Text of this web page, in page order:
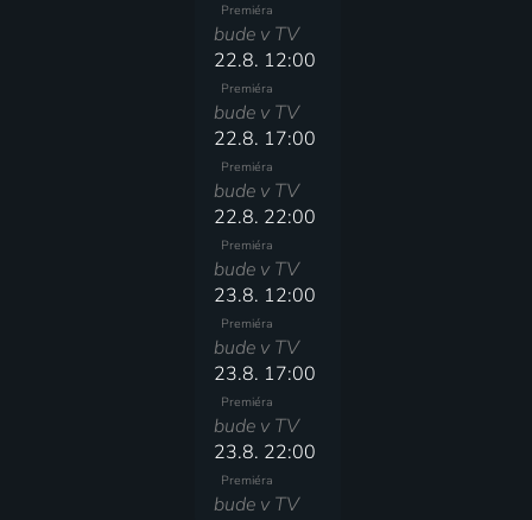
Premiéra
bude v TV
22.8. 12:00
Premiéra
bude v TV
22.8. 17:00
Premiéra
bude v TV
22.8. 22:00
Premiéra
bude v TV
23.8. 12:00
Premiéra
bude v TV
23.8. 17:00
Premiéra
bude v TV
23.8. 22:00
Premiéra
bude v TV